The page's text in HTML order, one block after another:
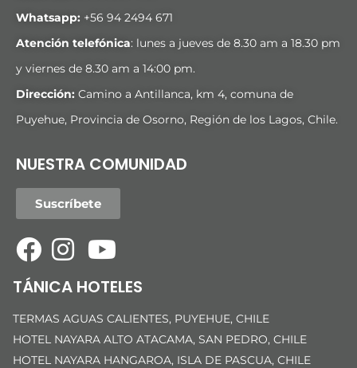
Whatsapp: +56 94 2494 671
Atención telefónica: lunes a jueves de 8.30 am a 18.30 pm
y viernes de 8.30 am a 14:00 pm.
Dirección: Camino a Antillanca, km 4, comuna de
Puyehue, Provincia de Osorno, Región de los Lagos, Chile.
NUESTRA COMUNIDAD
Suscríbete
TÁNICA HOTELES
TERMAS AGUAS CALIENTES, PUYEHUE, CHILE
HOTEL NAYARA ALTO ATACAMA, SAN PEDRO, CHILE
HOTEL NAYARA HANGAROA, ISLA DE PASCUA, CHILE